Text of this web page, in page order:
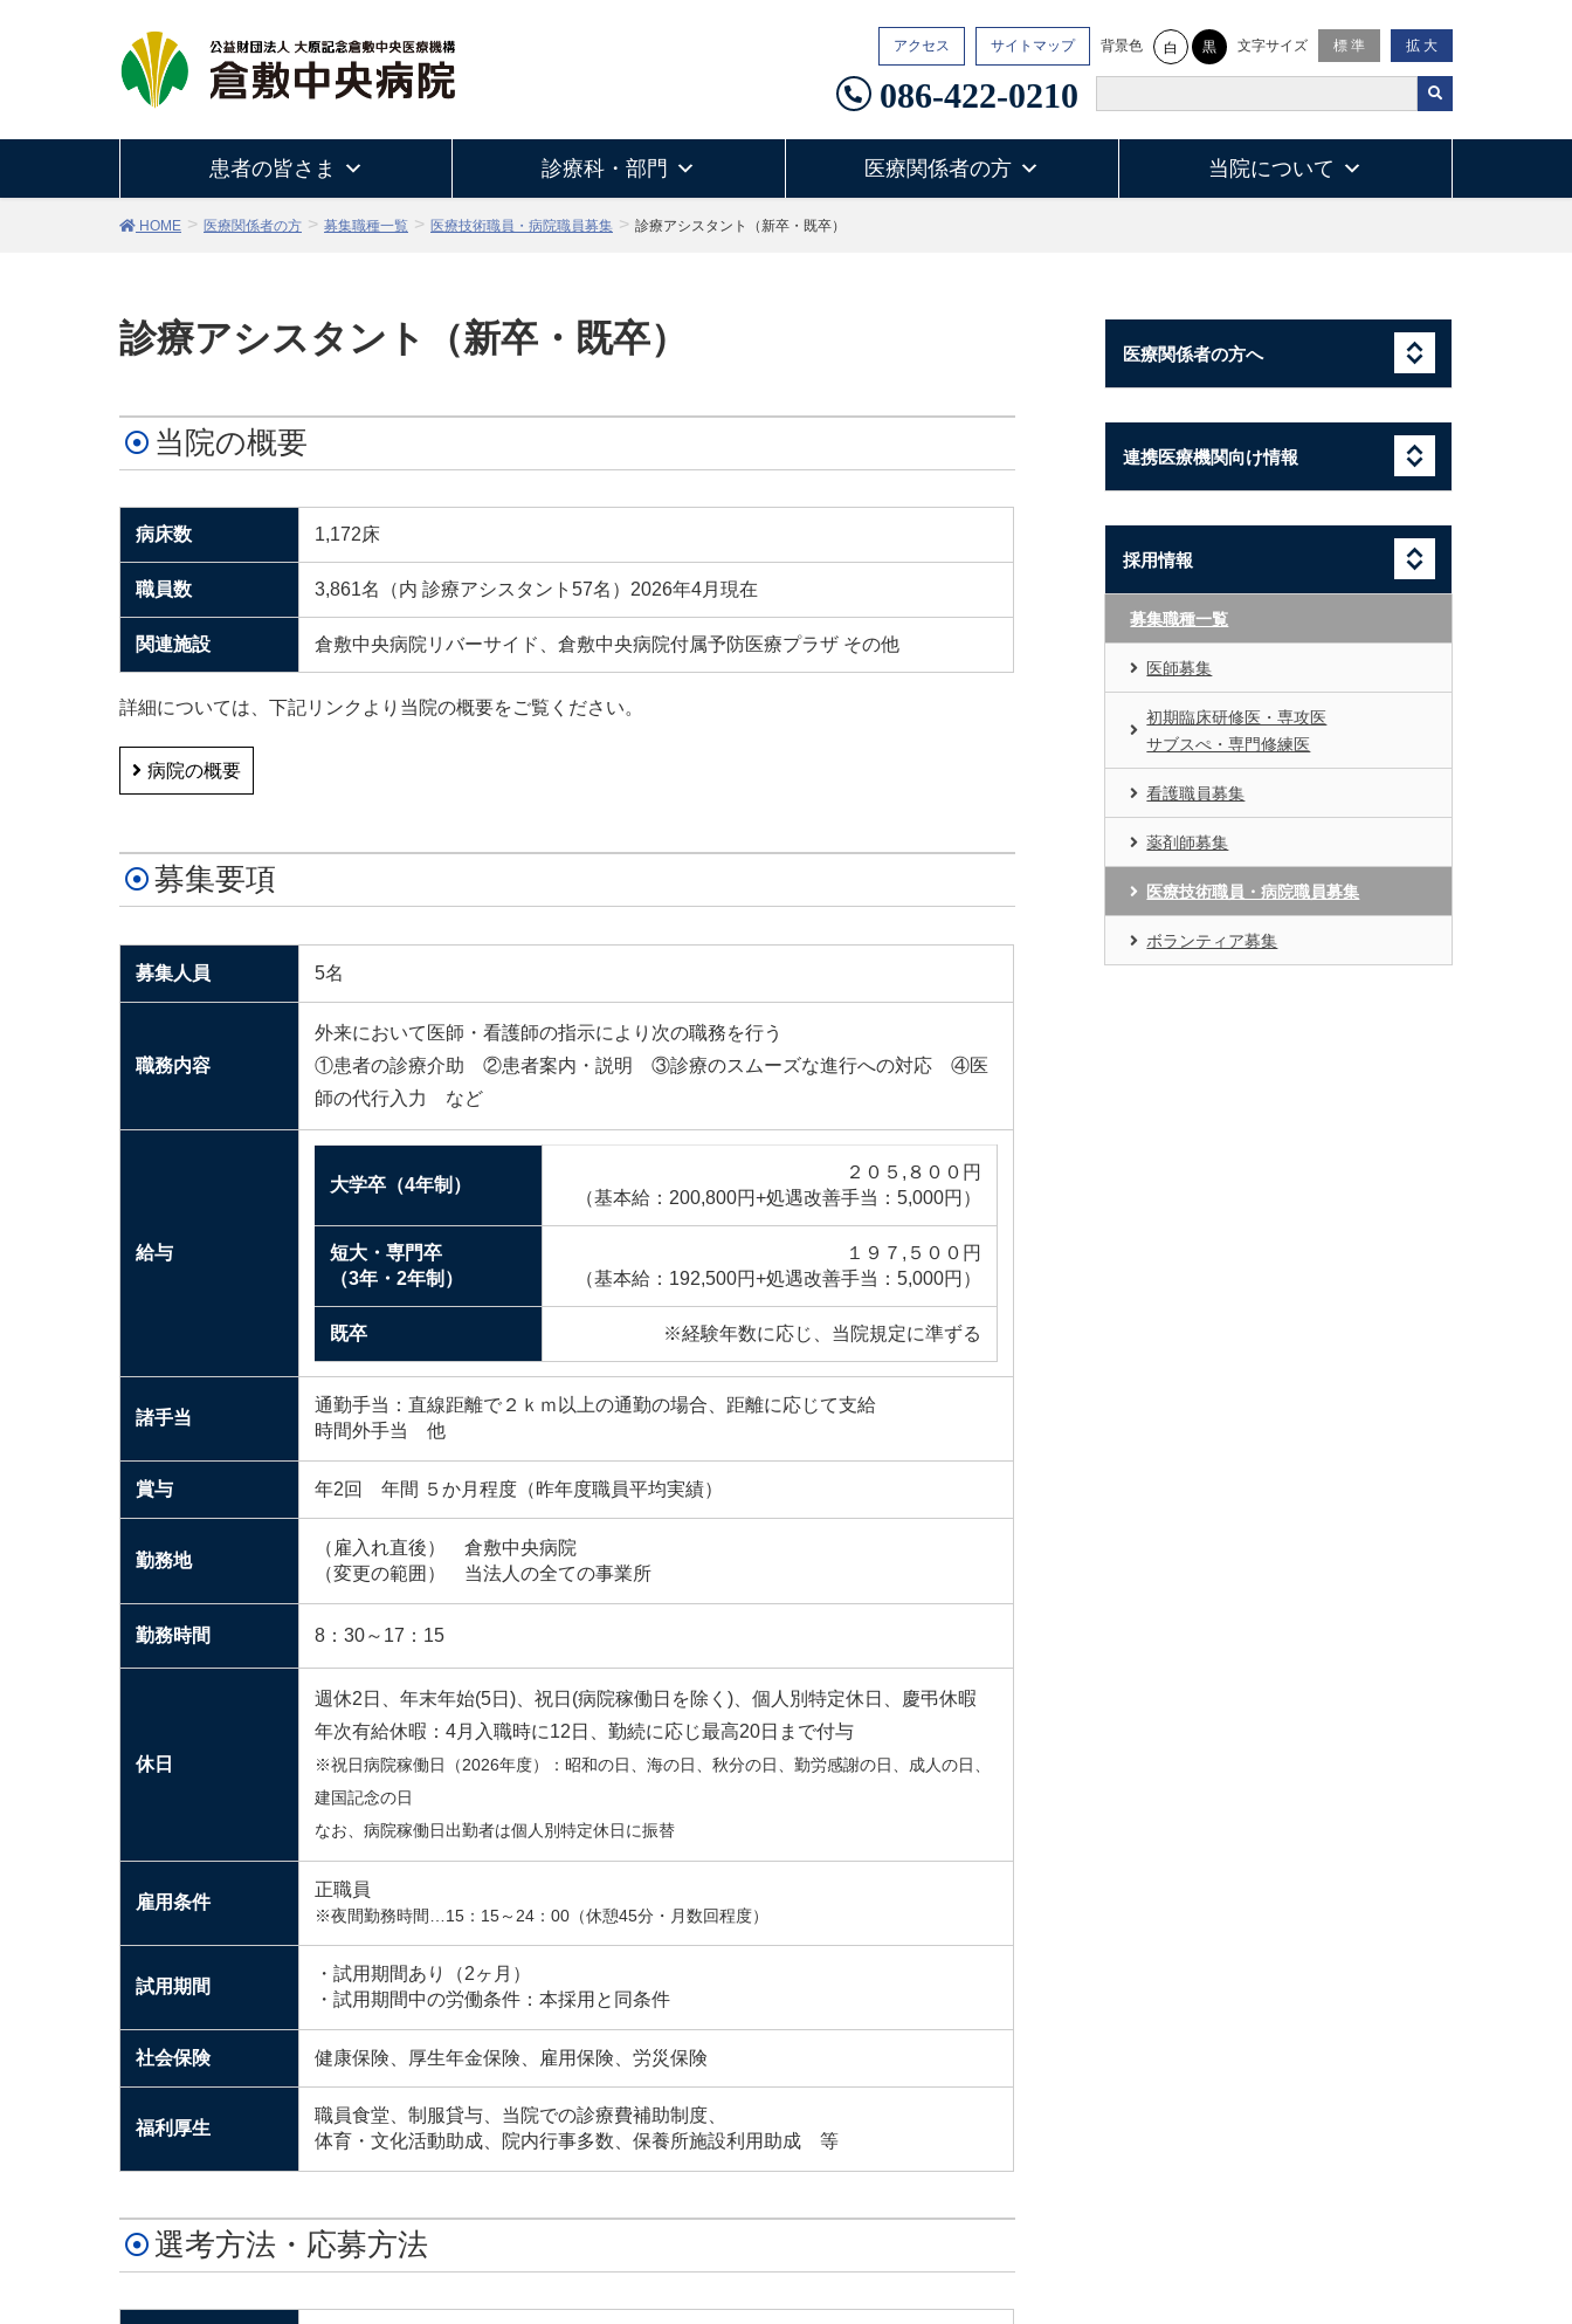
アクセス サイトマップ 背景色 白 黒 文字サイズ 標 準 拡 大
086-422-0210
患者の皆さま 診療科・部門 医療関係者の方 当院について
HOME 医療関係者の方 募集職種一覧 医療技術職員・病院職員募集 診療アシスタント（新卒・既卒）
診療アシスタント（新卒・既卒）
当院の概要
病床数 1,172床
職員数 3,861名（内 診療アシスタント57名）2026年4月現在
関連施設 倉敷中央病院リバーサイド、倉敷中央病院付属予防医療プラザ その他
詳細については、下記リンクより当院の概要をご覧ください。
病院の概要
募集要項
募集人員 5名
職務内容
外来において医師・看護師の指示により次の職務を行う
①患者の診療介助 ②患者案内・説明 ③診療のスムーズな進行への対応 ④医
師の代行入力 など
給与
大学卒（4年制）
２０５,８００円
（基本給：200,800円+処遇改善手当：5,000円）
短大・専門卒
（3年・2年制）
１９７,５００円
（基本給：192,500円+処遇改善手当：5,000円）
既卒 ※経験年数に応じ、当院規定に準ずる
諸手当
通勤手当：直線距離で２ｋｍ以上の通勤の場合、距離に応じて支給
時間外手当 他
賞与 年2回 年間 ５か月程度（昨年度職員平均実績）
勤務地
（雇入れ直後） 倉敷中央病院
（変更の範囲） 当法人の全ての事業所
勤務時間 8：30～17：15
休日
週休2日、年末年始(5日)、祝日(病院稼働日を除く)、個人別特定休日、慶弔休暇
年次有給休暇：4月入職時に12日、勤続に応じ最高20日まで付与
※祝日病院稼働日（2026年度）：昭和の日、海の日、秋分の日、勤労感謝の日、成人の日、
建国記念の日
なお、病院稼働日出勤者は個人別特定休日に振替
雇用条件
正職員
※夜間勤務時間…15：15～24：00（休憩45分・月数回程度）
試用期間
・試用期間あり（2ヶ月）
・試用期間中の労働条件：本採用と同条件
社会保険 健康保険、厚生年金保険、雇用保険、労災保険
福利厚生
職員食堂、制服貸与、当院での診療費補助制度、
体育・文化活動助成、院内行事多数、保養所施設利用助成 等
選考方法・応募方法
医療関係者の方へ
連携医療機関向け情報
採用情報
募集職種一覧
医師募集
初期臨床研修医・専攻医
サブスぺ・専門修練医
看護職員募集
薬剤師募集
医療技術職員・病院職員募集
ボランティア募集